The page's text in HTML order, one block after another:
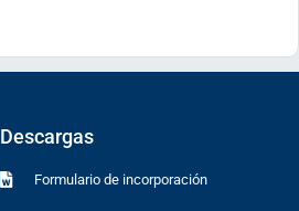
Descargas
Formulario de incorporación